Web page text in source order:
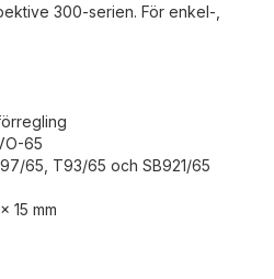
300-serien. För enkel-,
65
65, T93/65 och SB921/65
15 mm